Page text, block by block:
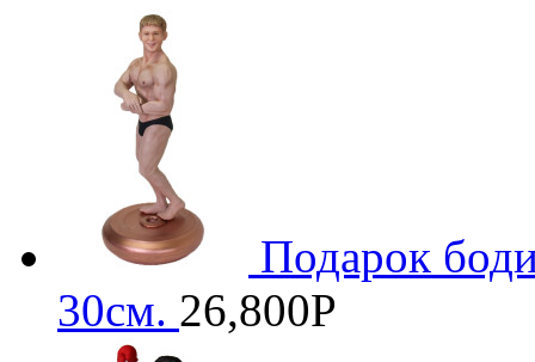
Подарок
30см. 26,800Р